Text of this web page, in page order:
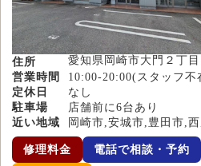
住所
愛知県岡崎市大門２丁
営業時間
10:00-20:00(スタッフ不
定休日
なし
駐車場
店舗前に6台あり
近い地域
岡崎市,安城市,豊田市,
修理料金 電話で相談・予約